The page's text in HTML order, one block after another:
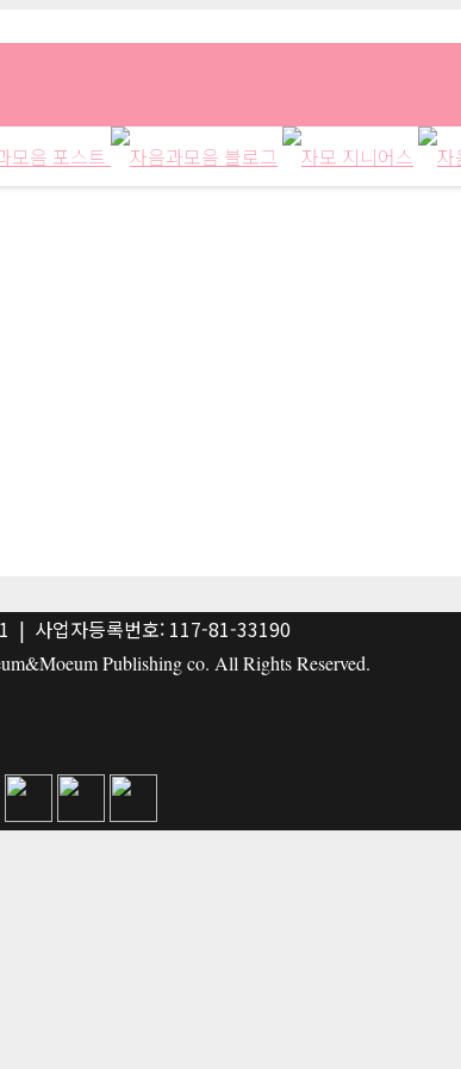
| 사업자등록번호: 117-81-33190
Publishing co. All Rights Reserved.